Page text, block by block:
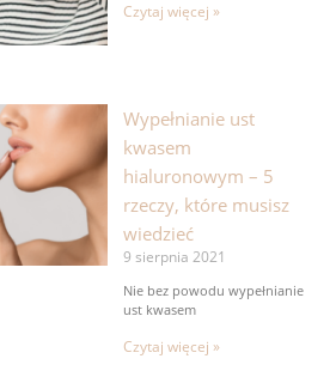
Czytaj więcej »
Wypełnianie ust
kwasem
hialuronowym – 5
rzeczy, które musisz
wiedzieć
9 sierpnia 2021
Nie bez powodu wypełnianie
ust kwasem
Czytaj więcej »